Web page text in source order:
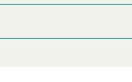
нашу страницу